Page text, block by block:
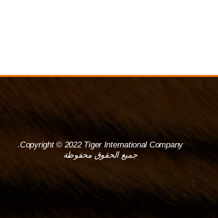
Copyright © 2022 Tiger International Company.
جميع الحقوق محفوظة